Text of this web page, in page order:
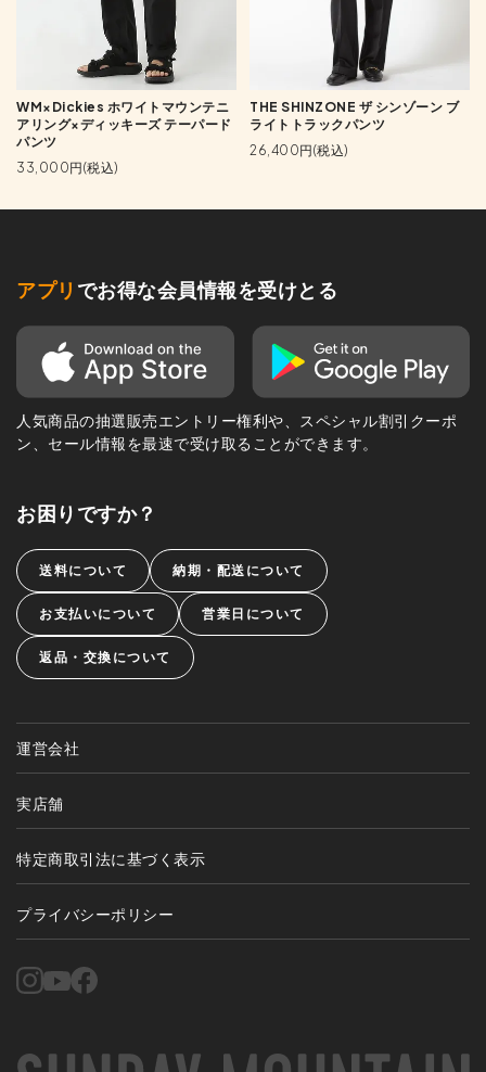
WM×Dickies ホワイトマウンテニ
アリング×ディッキーズ テーパード
パンツ
33,000円(税込)
THE SHINZONE ザ シンゾーン ブ
ライトトラックパンツ
26,400円(税込)
アプリ でお得な会員情報を受けとる
人気商品の抽選販売エントリー権利や、スペシャル割引クーポ
ン、セール情報を最速で受け取ることができます。
お困りですか？
送料について 納期・配送について
お支払いについて 営業日について
返品・交換について
運営会社
実店舗
特定商取引法に基づく表示
プライバシーポリシー